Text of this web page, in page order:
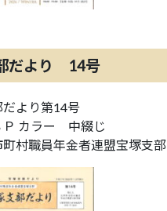
だより 14号
だより第14号
カラー 中綴じ
村職員年金者連盟宝塚支部